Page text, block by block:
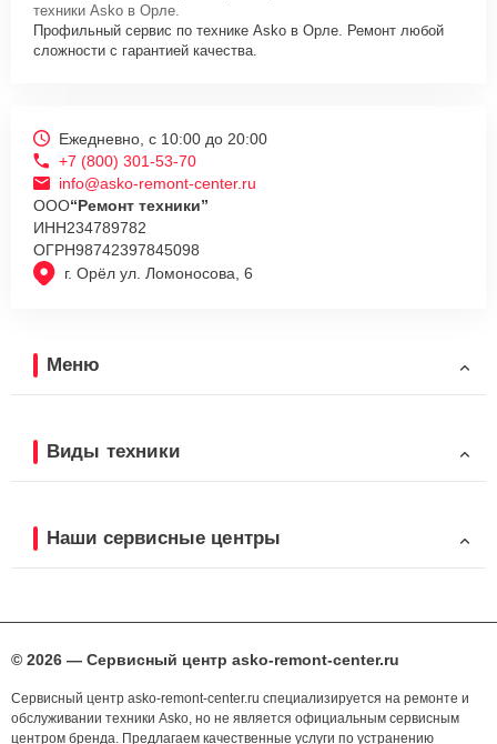
техники Asko в Орле.
Профильный сервис по технике Asko в Орле. Ремонт любой
сложности с гарантией качества.
г. Орёл ул. Ломоносова, 6
Ежедневно, с 10:00 до 20:00
+7 (800) 301-53-70
info@asko-remont-center.ru
ООО“Ремонт техники”
ИНН234789782
ОГРН98742397845098
Меню
Виды техники
Наши сервисные центры
© 2026 — Сервисный центр asko-remont-center.ru
Сервисный центр asko-remont-center.ru специализируется на ремонте и
обслуживании техники Asko, но не является официальным сервисным
центром бренда. Предлагаем качественные услуги по устранению